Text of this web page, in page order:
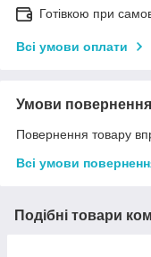
Готівкою при
Всі умови оплати
Умови повернення
Повернення товару
Всі умови
Подібні товари